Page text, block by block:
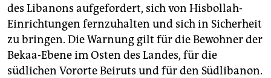
des Libanons aufgefordert, sich von Hisbollah-
Einrichtungen fernzuhalten und sich in Sicherheit
zu bringen. Die Warnung gilt für die Bewohner der
Bekaa-Ebene im Osten des Landes, für die
südlichen Vororte Beiruts und für den Südlibanon.